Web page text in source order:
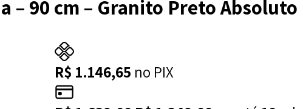
– 90 cm – Granito Preto Absoluto
R$ 1.146,65 no PIX